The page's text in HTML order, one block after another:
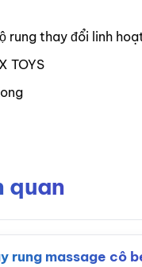
rung thay đổi linh
TOYS
quan
rung massage cô